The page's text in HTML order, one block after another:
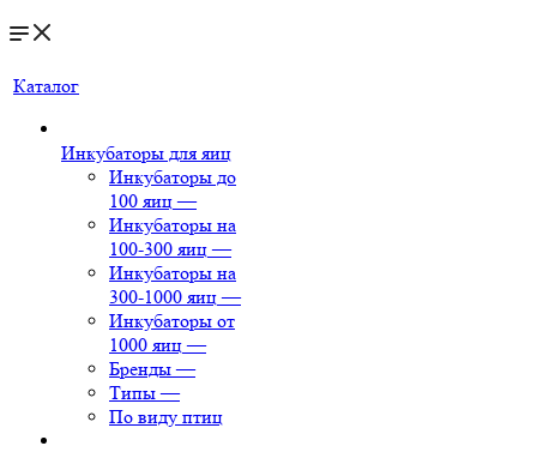
Каталог
Инкубаторы для яиц
Инкубаторы до
100 яиц —
Инкубаторы на
100-300 яиц —
Инкубаторы на
300-1000 яиц —
Инкубаторы от
1000 яиц —
Бренды —
Типы —
По виду птиц